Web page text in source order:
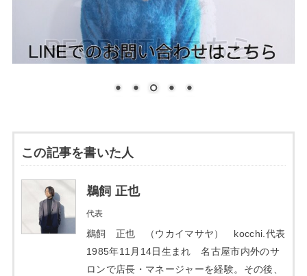
この記事を書いた人
鵜飼 正也
代表
鵜飼 正也 （ウカイマサヤ） kocchi.代表
1985年11月14日生まれ 名古屋市内外のサ
ロンで店長・マネージャーを経験。その後、